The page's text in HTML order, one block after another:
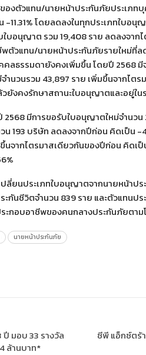
งตัวแทน/นายหน้าประกันภัยประเภท
11.31% โดยลดลงในทุกประเภทใบอ
บอนุญาต รวม 19,408 ราย ลดลงจา
ชีพตัวแทน/นายหน้าประกันภัยรายใหม่
ลธรรมดายังคงเพิ่มขึ้น โดยปี 2568 มี
จำนวนรวม 43,897 ราย เพิ่มขึ้นจากไต
ยังคงรักษาสถานะใบอนุญาตและอยู่ใน
มีการขอรับใบอนุญาตใหม่จำนวน
193 บริษัท ลดลงจากปีก่อน คิดเป็น
จากไตรมาสเดียวกันของปีก่อน คิดเ
ลี่ยนประเภทใบอนุญาตจากนายหน้าป
กันชีวิตจำนวน 839 ราย และตัวแทนป
ะกอบอาชีพของคนกลางประกันภัยตา
นายหน้าประกันภัย
มอบ 33 รางวัล
ล้านบาท*
ซีพี แอ็กซ์ตร้